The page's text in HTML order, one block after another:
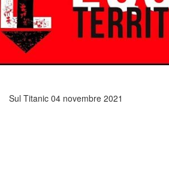
Sul Titanic 04 novembre 2021